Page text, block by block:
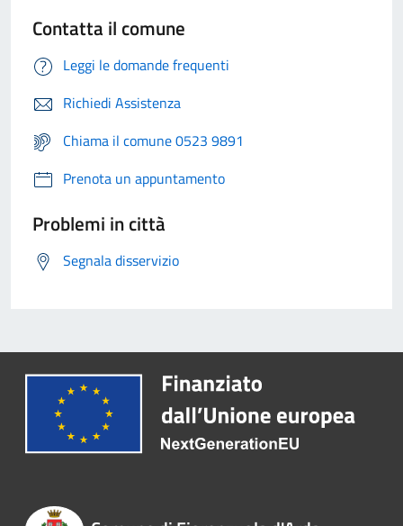
Contatta il comune
Leggi le domande frequenti
Richiedi Assistenza
Chiama il comune 0523 9891
Prenota un appuntamento
Problemi in città
Segnala disservizio